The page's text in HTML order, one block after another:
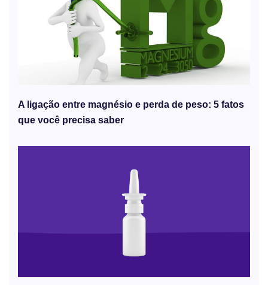
A ligação entre magnésio e perda de peso: 5 fatos
que você precisa saber